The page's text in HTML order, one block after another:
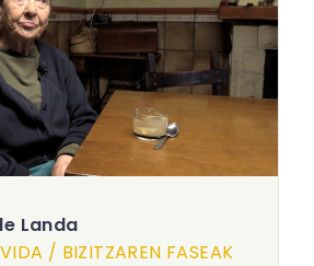
Landa
/ BIZITZAREN FASEAK